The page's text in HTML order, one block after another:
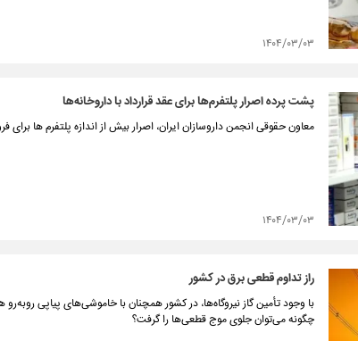
۱۴۰۴/۰۳/۰۳
پشت پرده اصرار پلتفرم‌ها برای عقد قرارداد با داروخانه‌ها
معاون حقوقی انجمن داروسازان ایران، اصرار بیش از اندازه پلتفرم ها برای
۱۴۰۴/۰۳/۰۳
راز تداوم قطعی برق در کشور
با وجود تأمین گاز نیروگاه‌ها، در کشور همچنان با خاموشی‌های پیاپی
چگونه می‌توان جلوی موج قطعی‌ها را گرفت؟